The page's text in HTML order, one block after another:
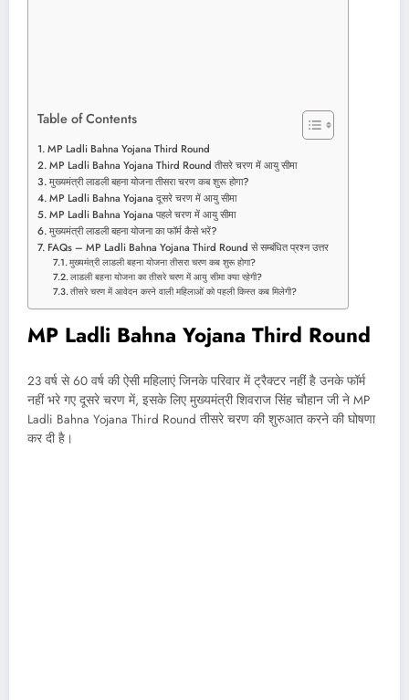
Table of Contents
MP Ladli Bahna Yojana Third Round
MP Ladli Bahna Yojana Third Round तीसरे चरण में आयु सीमा
मुख्यमंत्री लाडली बहना योजना तीसरा चरण कब शुरू होगा?
MP Ladli Bahna Yojana दूसरे चरण में आयु सीमा
MP Ladli Bahna Yojana पहले चरण में आयु सीमा
मुख्यमंत्री लाडली बहना योजना का फॉर्म कैसे भरें?
FAQs – MP Ladli Bahna Yojana Third Round से सम्बंधित प्रश्न उत्तर
मुख्यमंत्री लाडली बहना योजना तीसरा चरण कब शुरू होगा?
लाडली बहना योजना का तीसरे चरण में आयु सीमा क्या रहेगी?
तीसरे चरण में आवेदन करने वाली महिलाओं को पहली किस्त कब मिलेगी?
MP Ladli Bahna Yojana Third Round
23 वर्ष से 60 वर्ष की ऐसी महिलाएं जिनके परिवार में ट्रैक्टर नहीं है उनके फॉर्म
नहीं भरे गए दूसरे चरण में, इसके लिए मुख्यमंत्री शिवराज सिंह चौहान जी ने MP
Ladli Bahna Yojana Third Round तीसरे चरण की शुरुआत करने की घोषणा
कर दी है।